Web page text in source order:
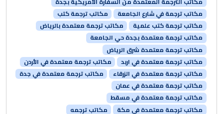
مكاتب ترجمة في شارع الجامعة
مكاتب ترجمة كتب
مكاتب ترجمة كتب علمية
مكاتب ترجمة معتمدة بالرياض
مكاتب ترجمة معتمدة بجدة حي الجامعة
مكاتب ترجمة معتمدة شرق الرياض
مكاتب ترجمة معتمدة في اربد
مكاتب ترجمة معتمدة في الأردن
مكاتب ترجمة معتمدة في الزرقاء
مكاتب ترجمة معتمدة في جدة
مكاتب ترجمة معتمدة في عمان
مكاتب ترجمة معتمدة في مسقط
مكاتب ترجمة معتمدة في مكة
مكاتب ترجمه